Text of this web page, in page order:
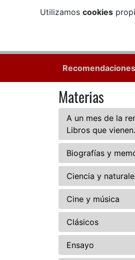
Utilizamos cookies
Recomendaciones
Materias
A un mes de la
Libros que vienen.
Biografías y
Ciencia y
Cine y música
Clásicos
Ensayo